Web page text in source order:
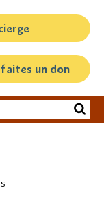
faites un don